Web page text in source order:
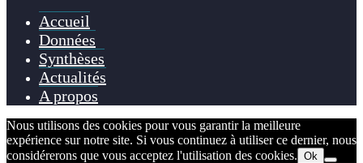
Accueil
Données
Synthèses
Actualités
A propos
Nous utilisons des cookies pour vous garantir la meilleure
expérience sur notre site. Si vous continuez à utiliser ce dernier, nous
considérerons que vous acceptez l'utilisation des cookies. Ok